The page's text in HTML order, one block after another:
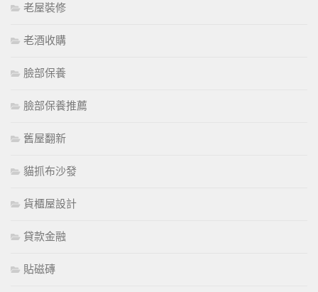
老屋裝修
老酒收購
臉部保養
臉部保養推薦
舊屋翻新
貓抓布沙發
貨櫃屋設計
貸款金融
貼磁磚